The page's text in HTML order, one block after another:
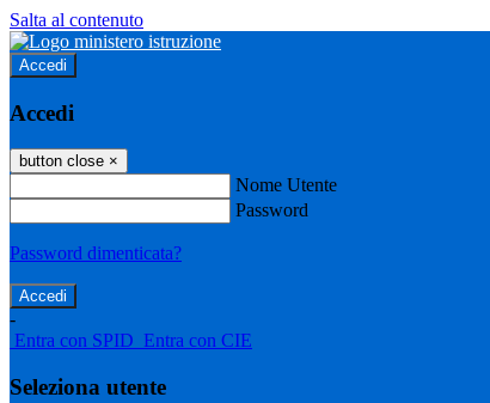
Salta al contenuto
Accedi
Accedi
button close ×
Nome Utente
Password
Password dimenticata?
-
Entra con SPID Entra con CIE
Seleziona utente